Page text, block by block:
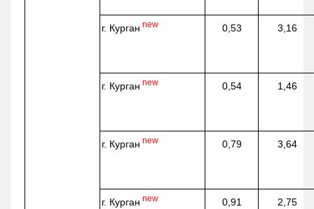
г. Курган new 0,53 3,16
г. Курган new 0,54 1,46
г. Курган new 0,79 3,64
г. Курган new 0,91 2,75